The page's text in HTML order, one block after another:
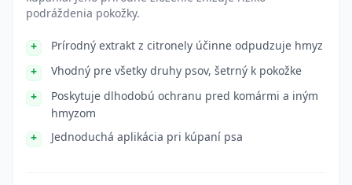
podráždenia pokožky.
Prírodný extrakt z citronely účinne odpudzuje hmyz
Vhodný pre všetky druhy psov, šetrný k pokožke
Poskytuje dlhodobú ochranu pred komármi a iným
hmyzom
Jednoduchá aplikácia pri kúpaní psa